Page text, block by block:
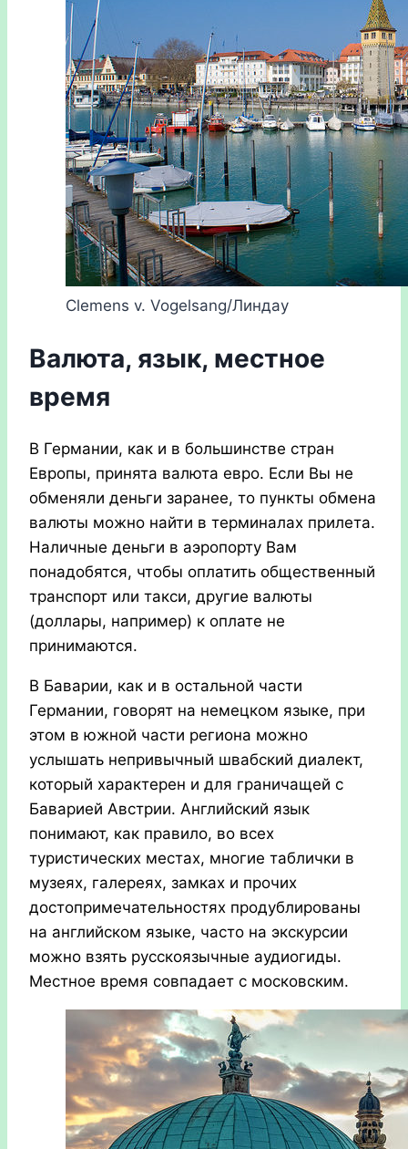
Clemens v. Vogelsang/Линдау
Валюта, язык, местное
время
В Германии, как и в большинстве стран
Европы, принята валюта евро. Если Вы не
обменяли деньги заранее, то пункты обмена
валюты можно найти в терминалах прилета.
Наличные деньги в аэропорту Вам
понадобятся, чтобы оплатить общественный
транспорт или такси, другие валюты
(доллары, например) к оплате не
принимаются.
В Баварии, как и в остальной части
Германии, говорят на немецком языке, при
этом в южной части региона можно
услышать непривычный швабский диалект,
который характерен и для граничащей с
Баварией Австрии. Английский язык
понимают, как правило, во всех
туристических местах, многие таблички в
музеях, галереях, замках и прочих
достопримечательностях продублированы
на английском языке, часто на экскурсии
можно взять русскоязычные аудиогиды.
Местное время совпадает с московским.